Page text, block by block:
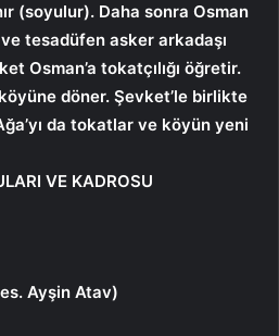
(soyulur). Daha sonra Osman
tesadüfen asker arkadaşı
Osman’a tokatçılığı öğretir.
döner. Şevket’le birlikte
da tokatlar ve köyün yeni
VE KADROSU
Ayşin Atav)